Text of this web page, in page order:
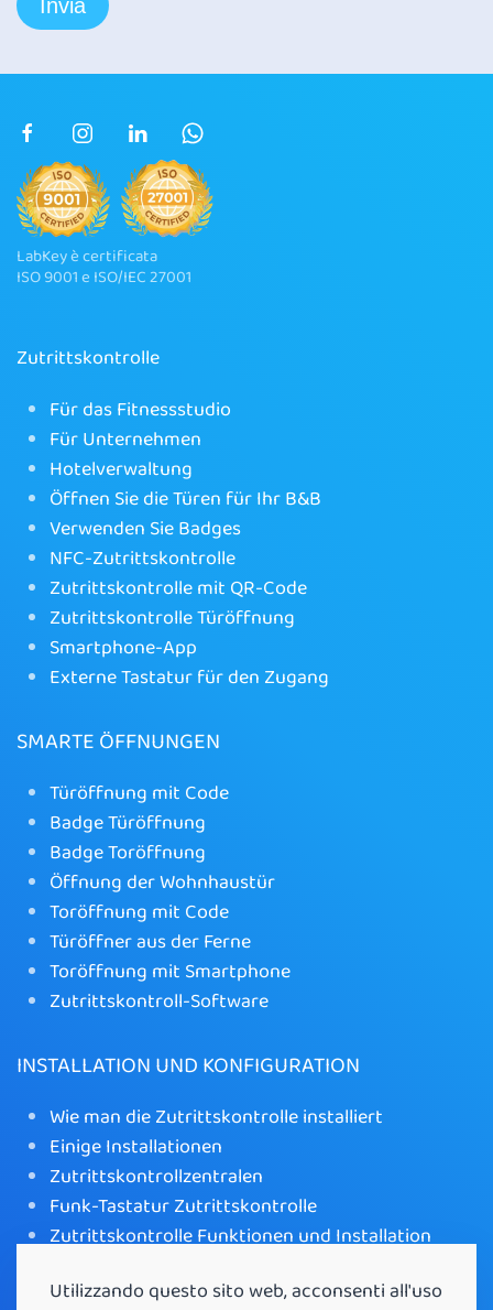
LabKey è certificata
ISO 9001 e ISO/IEC 27001
Zutrittskontrolle
Für das Fitnessstudio
Für Unternehmen
Hotelverwaltung
Öffnen Sie die Türen für Ihr B&B
Verwenden Sie Badges
NFC-Zutrittskontrolle
Zutrittskontrolle mit QR-Code
Zutrittskontrolle Türöffnung
Smartphone-App
Externe Tastatur für den Zugang
SMARTE ÖFFNUNGEN
Türöffnung mit Code
Badge Türöffnung
Badge Toröffnung
Öffnung der Wohnhaustür
Toröffnung mit Code
Türöffner aus der Ferne
Toröffnung mit Smartphone
Zutrittskontroll-Software
INSTALLATION UND KONFIGURATION
Wie man die Zutrittskontrolle installiert
Einige Installationen
Zutrittskontrollzentralen
Funk-Tastatur Zutrittskontrolle
Zutrittskontrolle Funktionen und Installation
Utilizzando questo sito web, acconsenti all'uso